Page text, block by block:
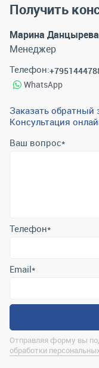
Получить
Марина Данцырева
Менеджер
Телефон:
WhatsApp
Заказать обратный
Консультация
Ваш вопрос*
Отправляя форму вы
Контактная